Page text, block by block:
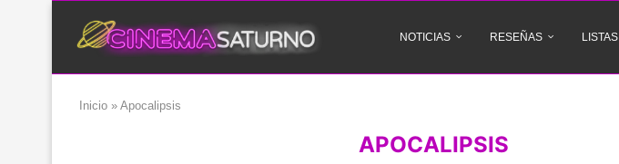
NOTICIAS RESEÑAS LISTAS
Inicio » Apocalipsis
APOCALIPSIS